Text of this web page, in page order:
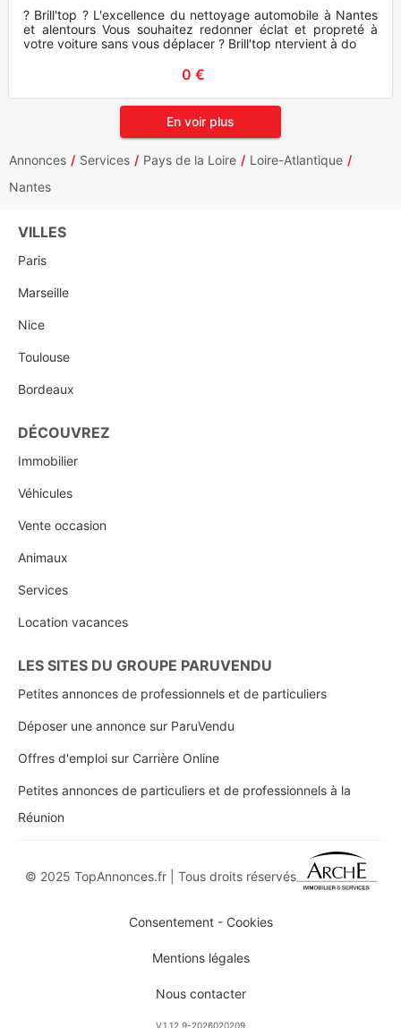
? Brill'top ? L'excellence du nettoyage automobile à Nantes
et alentours Vous souhaitez redonner éclat et propreté à
votre voiture sans vous déplacer ? Brill'top ntervient à do
0 €
En voir plus
Annonces Services Pays de la Loire
Loire-Atlantique
Nantes
VILLES
Paris
Marseille
Nice
Toulouse
Bordeaux
DÉCOUVREZ
Immobilier
Véhicules
Vente occasion
Animaux
Services
Location vacances
LES SITES DU GROUPE PARUVENDU
Petites annonces de professionnels et de particuliers
Déposer une annonce sur ParuVendu
Offres d'emploi sur Carrière Online
Petites annonces de particuliers et de professionnels à la
Réunion
© 2025 TopAnnonces.fr | Tous droits réservés
Consentement - Cookies
Mentions légales
Nous contacter
V.1.12.9-2026020209